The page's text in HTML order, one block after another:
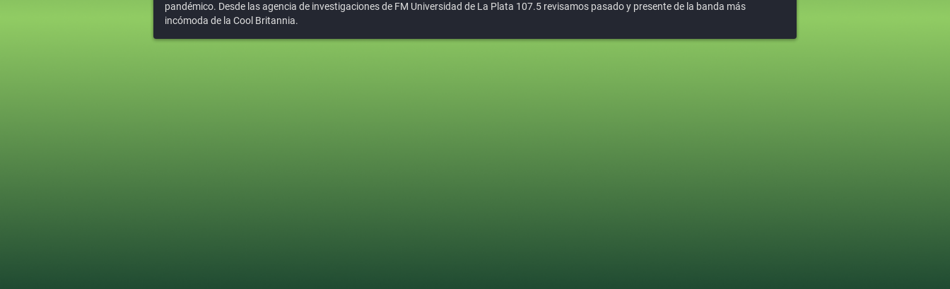
pandémico. Desde las agencia de investigaciones de FM Universidad de La Plata 107.5 revisamos pasado y presente de la banda más
incómoda de la Cool Britannia.